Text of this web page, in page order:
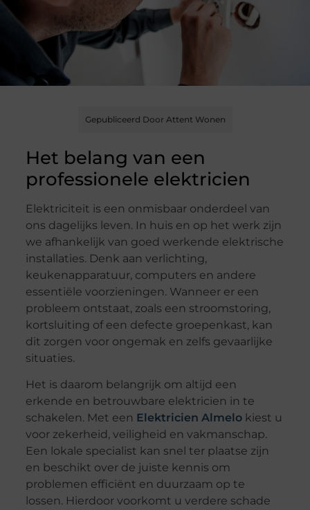
Gepubliceerd Door Attent Wonen
Het belang van een
professionele elektricien
Elektriciteit is een onmisbaar onderdeel van
ons dagelijks leven. In huis en op het werk zijn
we afhankelijk van goed werkende elektrische
installaties. Denk aan verlichting,
keukenapparatuur, computers en andere
essentiële voorzieningen. Wanneer er een
probleem ontstaat, zoals een stroomstoring,
kortsluiting of een defecte groepenkast, kan
dit zorgen voor ongemak en zelfs gevaarlijke
situaties.
Het is daarom belangrijk om altijd een
erkende en betrouwbare elektricien in te
schakelen. Met een Elektricien Almelokiest u
voor zekerheid, veiligheid en vakmanschap.
Een lokale specialist kan snel ter plaatse zijn
en beschikt over de juiste kennis om
problemen efficiënt en duurzaam op te
lossen. Hierdoor voorkomt u verdere schade